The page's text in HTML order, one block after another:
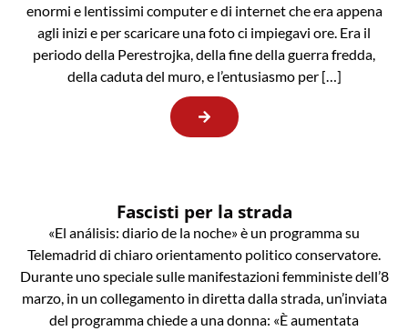
enormi e lentissimi computer e di internet che era appena
agli inizi e per scaricare una foto ci impiegavi ore. Era il
periodo della Perestrojka, della fine della guerra fredda,
della caduta del muro, e l’entusiasmo per […]
Fascisti per la strada
«El análisis: diario de la noche» è un programma su
Telemadrid di chiaro orientamento politico conservatore.
Durante uno speciale sulle manifestazioni femministe dell’8
marzo, in un collegamento in diretta dalla strada, un’inviata
del programma chiede a una donna: «È aumentata